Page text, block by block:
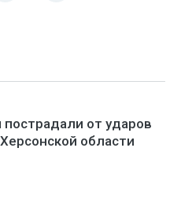
от ударов
области